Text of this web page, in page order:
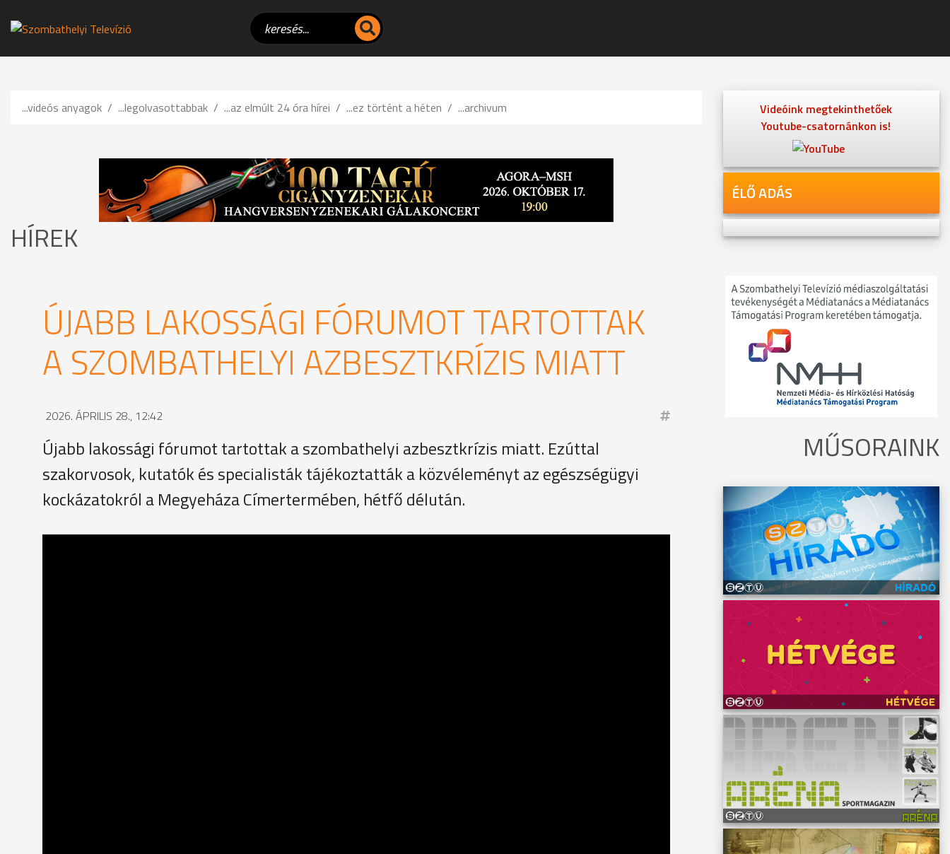
...videós anyagok ...legolvasottabbak ...az elmúlt 24 óra hírei ...ez történt a héten ...archivum
HÍREK
ÚJABB LAKOSSÁGI FÓRUMOT TARTOTTAK
A SZOMBATHELYI AZBESZTKRÍZIS MIATT
2026. ÁPRILIS 28., 12:42
Újabb lakossági fórumot tartottak a szombathelyi azbesztkrízis miatt. Ezúttal
szakorvosok, kutatók és specialisták tájékoztatták a közvéleményt az egészségügyi
kockázatokról a Megyeháza Címertermében, hétfő délután.
Videóink megtekinthetőek
Youtube-csatornánkon is!
ÉLŐ ADÁS
MŰSORAINK